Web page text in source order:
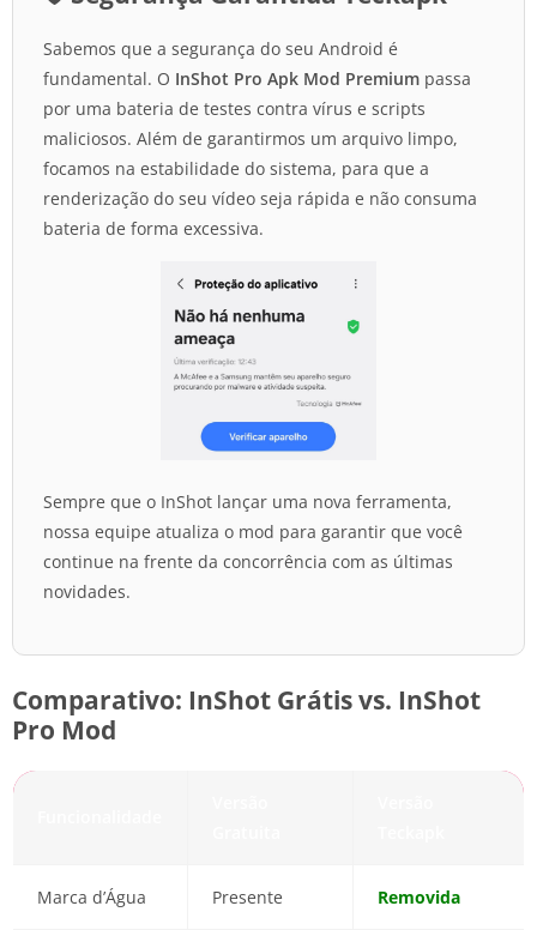
Sabemos que a segurança do seu Android é
fundamental. O InShot Pro Apk Mod Premium passa
por uma bateria de testes contra vírus e scripts
maliciosos. Além de garantirmos um arquivo limpo,
focamos na estabilidade do sistema, para que a
renderização do seu vídeo seja rápida e não consuma
bateria de forma excessiva.
Sempre que o InShot lançar uma nova ferramenta,
nossa equipe atualiza o mod para garantir que você
continue na frente da concorrência com as últimas
novidades.
Comparativo: InShot Grátis vs. InShot
Pro Mod
Marca d’Água Presente Removida